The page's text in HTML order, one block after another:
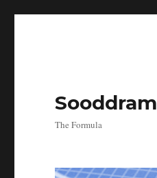
Sooddram
The Formula